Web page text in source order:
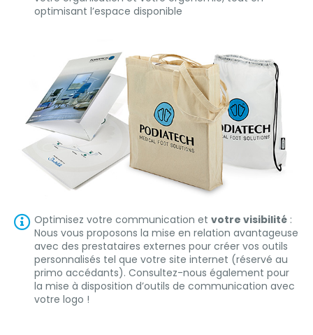
optimisant l’espace disponible
Optimisez votre communication et votre visibilité :
Nous vous proposons la mise en relation avantageuse
avec des prestataires externes pour créer vos outils
personnalisés tel que votre site internet (réservé au
primo accédants). Consultez-nous également pour
la mise à disposition d’outils de communication avec
votre logo !